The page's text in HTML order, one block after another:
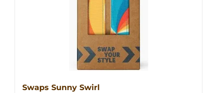
Swaps Sunny Swirl